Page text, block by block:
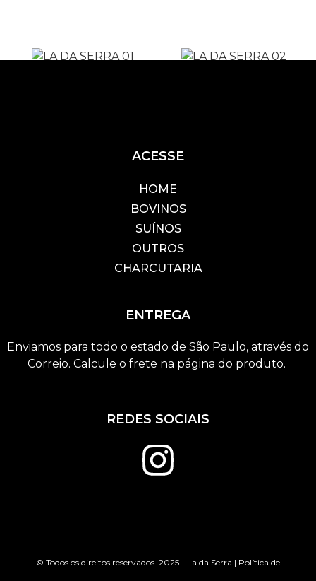
ACESSE
HOME
BOVINOS
SUÍNOS
OUTROS
CHARCUTARIA
ENTREGA
Enviamos para todo o estado de São Paulo, através do
Correio. Calcule o frete na página do produto.
REDES SOCIAIS
© Todos os direitos reservados. 2025 - La da Serra | Política de